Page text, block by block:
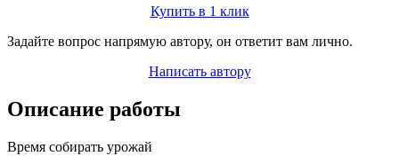
Купить в 1 клик
Задайте вопрос напрямую автору, он ответит вам лично.
Написать автору
Описание работы
Время собирать урожай